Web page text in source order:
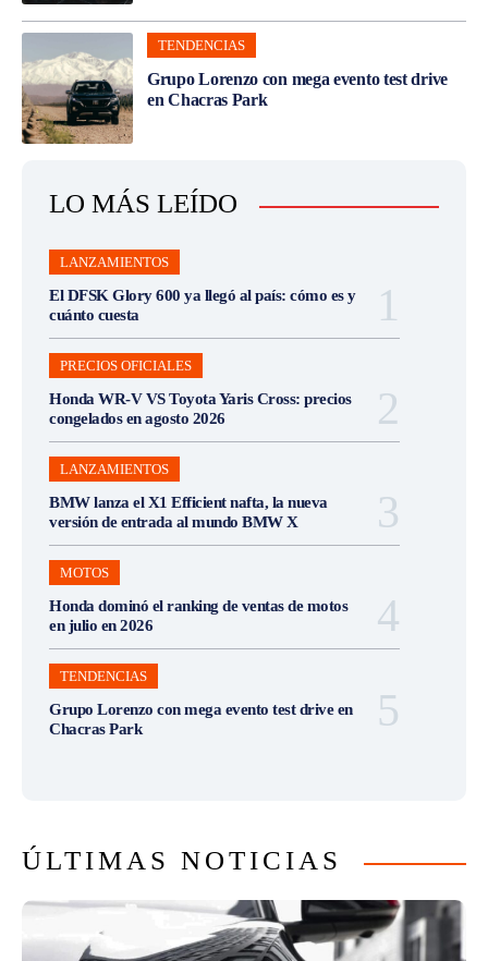
TENDENCIAS
Grupo Lorenzo con mega evento test drive
en Chacras Park
LO MÁS LEÍDO
LANZAMIENTOS
El DFSK Glory 600 ya llegó al país: cómo es y
cuánto cuesta
PRECIOS OFICIALES
Honda WR-V VS Toyota Yaris Cross: precios
congelados en agosto 2026
LANZAMIENTOS
BMW lanza el X1 Efficient nafta, la nueva
versión de entrada al mundo BMW X
MOTOS
Honda dominó el ranking de ventas de motos
en julio en 2026
TENDENCIAS
Grupo Lorenzo con mega evento test drive en
Chacras Park
ÚLTIMAS NOTICIAS